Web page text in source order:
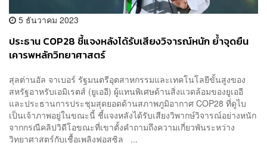
5 ธันวาคม 2023
ประธาน COP28 ชี้แจงหลังได้รับเสียงวิจารณ์หนัก ย้ำจุดยืน
เคารพหลักวิทยาศาสตร์
สุลต่านอัล จาเบอร์ รัฐมนตรีอุตสาหกรรมและเทคโนโลยีขั้นสูงของ
สหรัฐอาหรับเอมิเรตส์ (ยูเออี) ผู้แทนพิเศษด้านสิ่งแวดล้อมของยูเออี
และประธานการประชุมสุดยอดด้านสภาพภูมิอากาศ COP28 ที่ดูไบ
เป็นเจ้าภาพอยู่ในขณะนี้ ชี้แจงหลังได้รับเสียงวิพากษ์วิจารณ์อย่างหนัก
จากกรณีคลิปวิดีโอขณะที่เขาตั้งคำถามถึงความเกี่ยวพันระหว่าง
วิทยาศาสตร์กับเชื้อเพลิงฟอสซิล ...